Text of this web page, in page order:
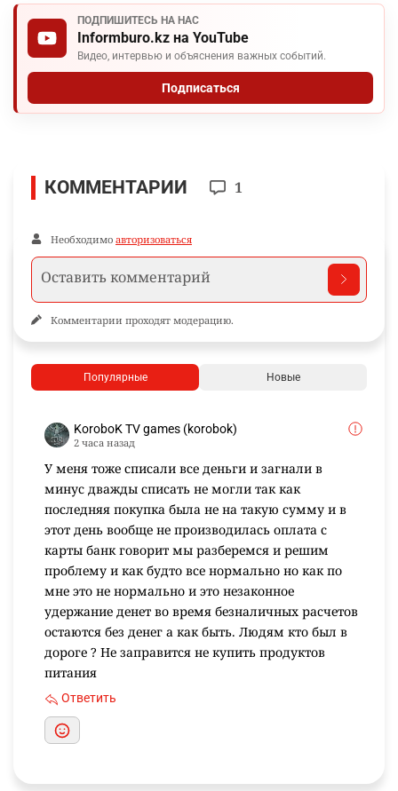
ПОДПИШИТЕСЬ НА НАС
Informburo.kz на YouTube
Видео, интервью и объяснения важных событий.
Подписаться
КОММЕНТАРИИ 1
Необходимо авторизоваться
Комментарии проходят модерацию.
Популярные Новые
KoroboK TV games (korobok)
2 часа назад
У меня тоже списали все деньги и загнали в
минус дважды списать не могли так как
последняя покупка была не на такую сумму и в
этот день вообще не производилась оплата с
карты банк говорит мы разберемся и решим
проблему и как будто все нормально но как по
мне это не нормально и это незаконное
удержание денет во время безналичных расчетов
остаются без денег а как быть. Людям кто был в
дороге ? Не заправится не купить продуктов
питания
Ответить